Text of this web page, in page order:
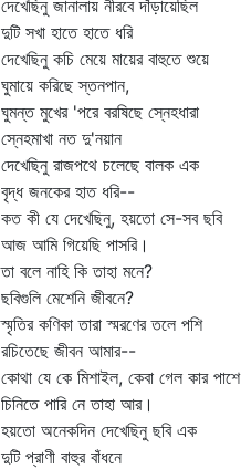
দেখেছিনু জানালায় নীরবে দাঁড়ায়েছিল
দুটি সখা হাতে হাতে ধরি
দেখেছিনু কচি মেয়ে মায়ের বাহুতে শুয়ে
ঘুমায়ে করিছে স্তনপান,
ঘুমন্ত মুখের 'পরে বরষিছে স্নেহধারা
স্নেহমাখা নত দু'নয়ান
দেখেছিনু রাজপথে চলেছে বালক এক
বৃদ্ধ জনকের হাত ধরি--
কত কী যে দেখেছিনু, হয়তো সে-সব ছবি
আজ আমি গিয়েছি পাসরি।
তা বলে নাহি কি তাহা মনে?
ছবিগুলি মেশেনি জীবনে?
স্মৃতির কণিকা তারা স্মরণের তলে পশি
রচিতেছে জীবন আমার--
কোথা যে কে মিশাইল, কেবা গেল কার পাশে
চিনিতে পারি নে তাহা আর।
হয়তো অনেকদিন দেখেছিনু ছবি এক
দুটি প্রাণী বাহুর বাঁধনে